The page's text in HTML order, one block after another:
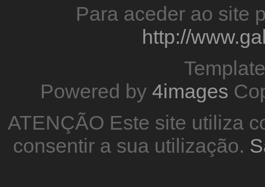
Para aceder ao site
http://
Powered by 4images
ATENÇÃO Este site utiliza
consentir a sua utilização.